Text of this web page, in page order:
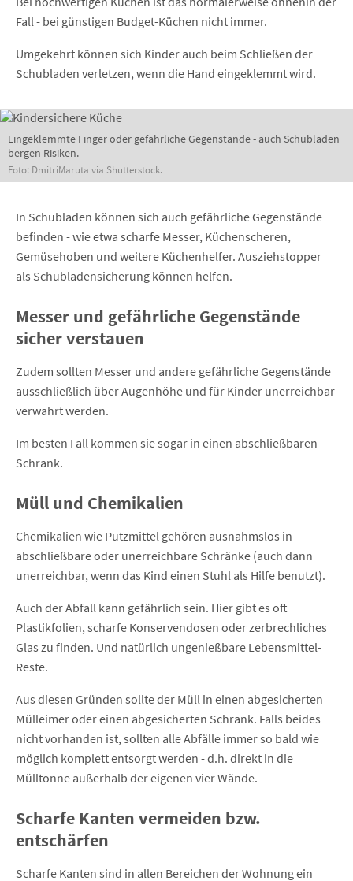
Fall - bei günstigen Budget-Küchen nicht immer.
Umgekehrt können sich Kinder auch beim Schließen der
Schubladen verletzen, wenn die Hand eingeklemmt wird.
Eingeklemmte Finger oder gefährliche Gegenstände - auch Schubladen
bergen Risiken.
Foto: DmitriMaruta via Shutterstock.
In Schubladen können sich auch gefährliche Gegenstände
befinden - wie etwa scharfe Messer, Küchenscheren,
Gemüsehoben und weitere Küchenhelfer. Ausziehstopper
als Schubladensicherung können helfen.
Messer und gefährliche Gegenstände
sicher verstauen
Zudem sollten Messer und andere gefährliche Gegenstände
ausschließlich über Augenhöhe und für Kinder unerreichbar
verwahrt werden.
Im besten Fall kommen sie sogar in einen abschließbaren
Schrank.
Müll und Chemikalien
Chemikalien wie Putzmittel gehören ausnahmslos in
abschließbare oder unerreichbare Schränke (auch dann
unerreichbar, wenn das Kind einen Stuhl als Hilfe benutzt).
Auch der Abfall kann gefährlich sein. Hier gibt es oft
Plastikfolien, scharfe Konservendosen oder zerbrechliches
Glas zu finden. Und natürlich ungenießbare Lebensmittel-
Reste.
Aus diesen Gründen sollte der Müll in einen abgesicherten
Mülleimer oder einen abgesicherten Schrank. Falls beides
nicht vorhanden ist, sollten alle Abfälle immer so bald wie
möglich komplett entsorgt werden - d.h. direkt in die
Mülltonne außerhalb der eigenen vier Wände.
Scharfe Kanten vermeiden bzw.
entschärfen
Scharfe Kanten sind in allen Bereichen der Wohnung ein